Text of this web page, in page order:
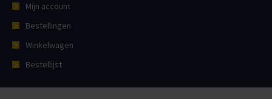
Mijn account
Bestellingen
Winkelwagen
Bestellijst